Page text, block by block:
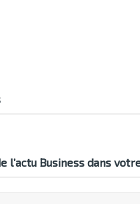
l’actu Business dans